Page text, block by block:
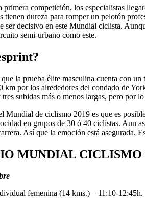
primera competición, los especialistas
tienen dureza para romper un pelotón
ser decisivo en este Mundial ciclista.
semi-urbano como este.
la prueba élite masculina cuenta con
km por los alrededores del condado de
subidas más o menos largas, pero por
Mundial de ciclismo 2019 es que es
en grupos de 30 ó 40 ciclistas. Aun
Así que la emoción está asegurada.
MUNDIAL CICLISMO
femenina (14 kms.) – 11:10-12:45h.